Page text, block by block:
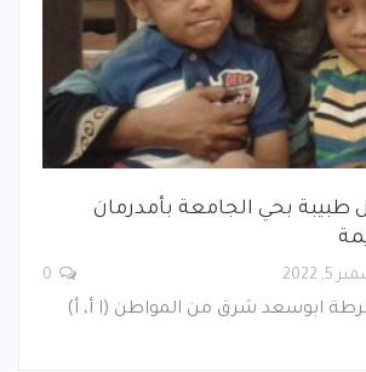
طبيبة بحي الجامعة بأمدرمان
5, 2022
ابوسعد شرق من المواطن (ا أ، أ)